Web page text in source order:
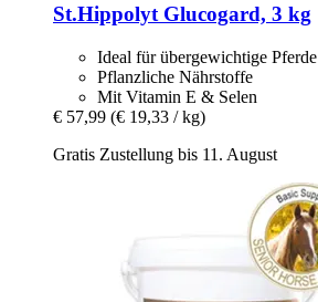
St.Hippolyt Glucogard, 3 kg
Ideal für übergewichtige Pferde
Pflanzliche Nährstoffe
Mit Vitamin E & Selen
€ 57,99 (€ 19,33 / kg)
Gratis Zustellung bis 11. August